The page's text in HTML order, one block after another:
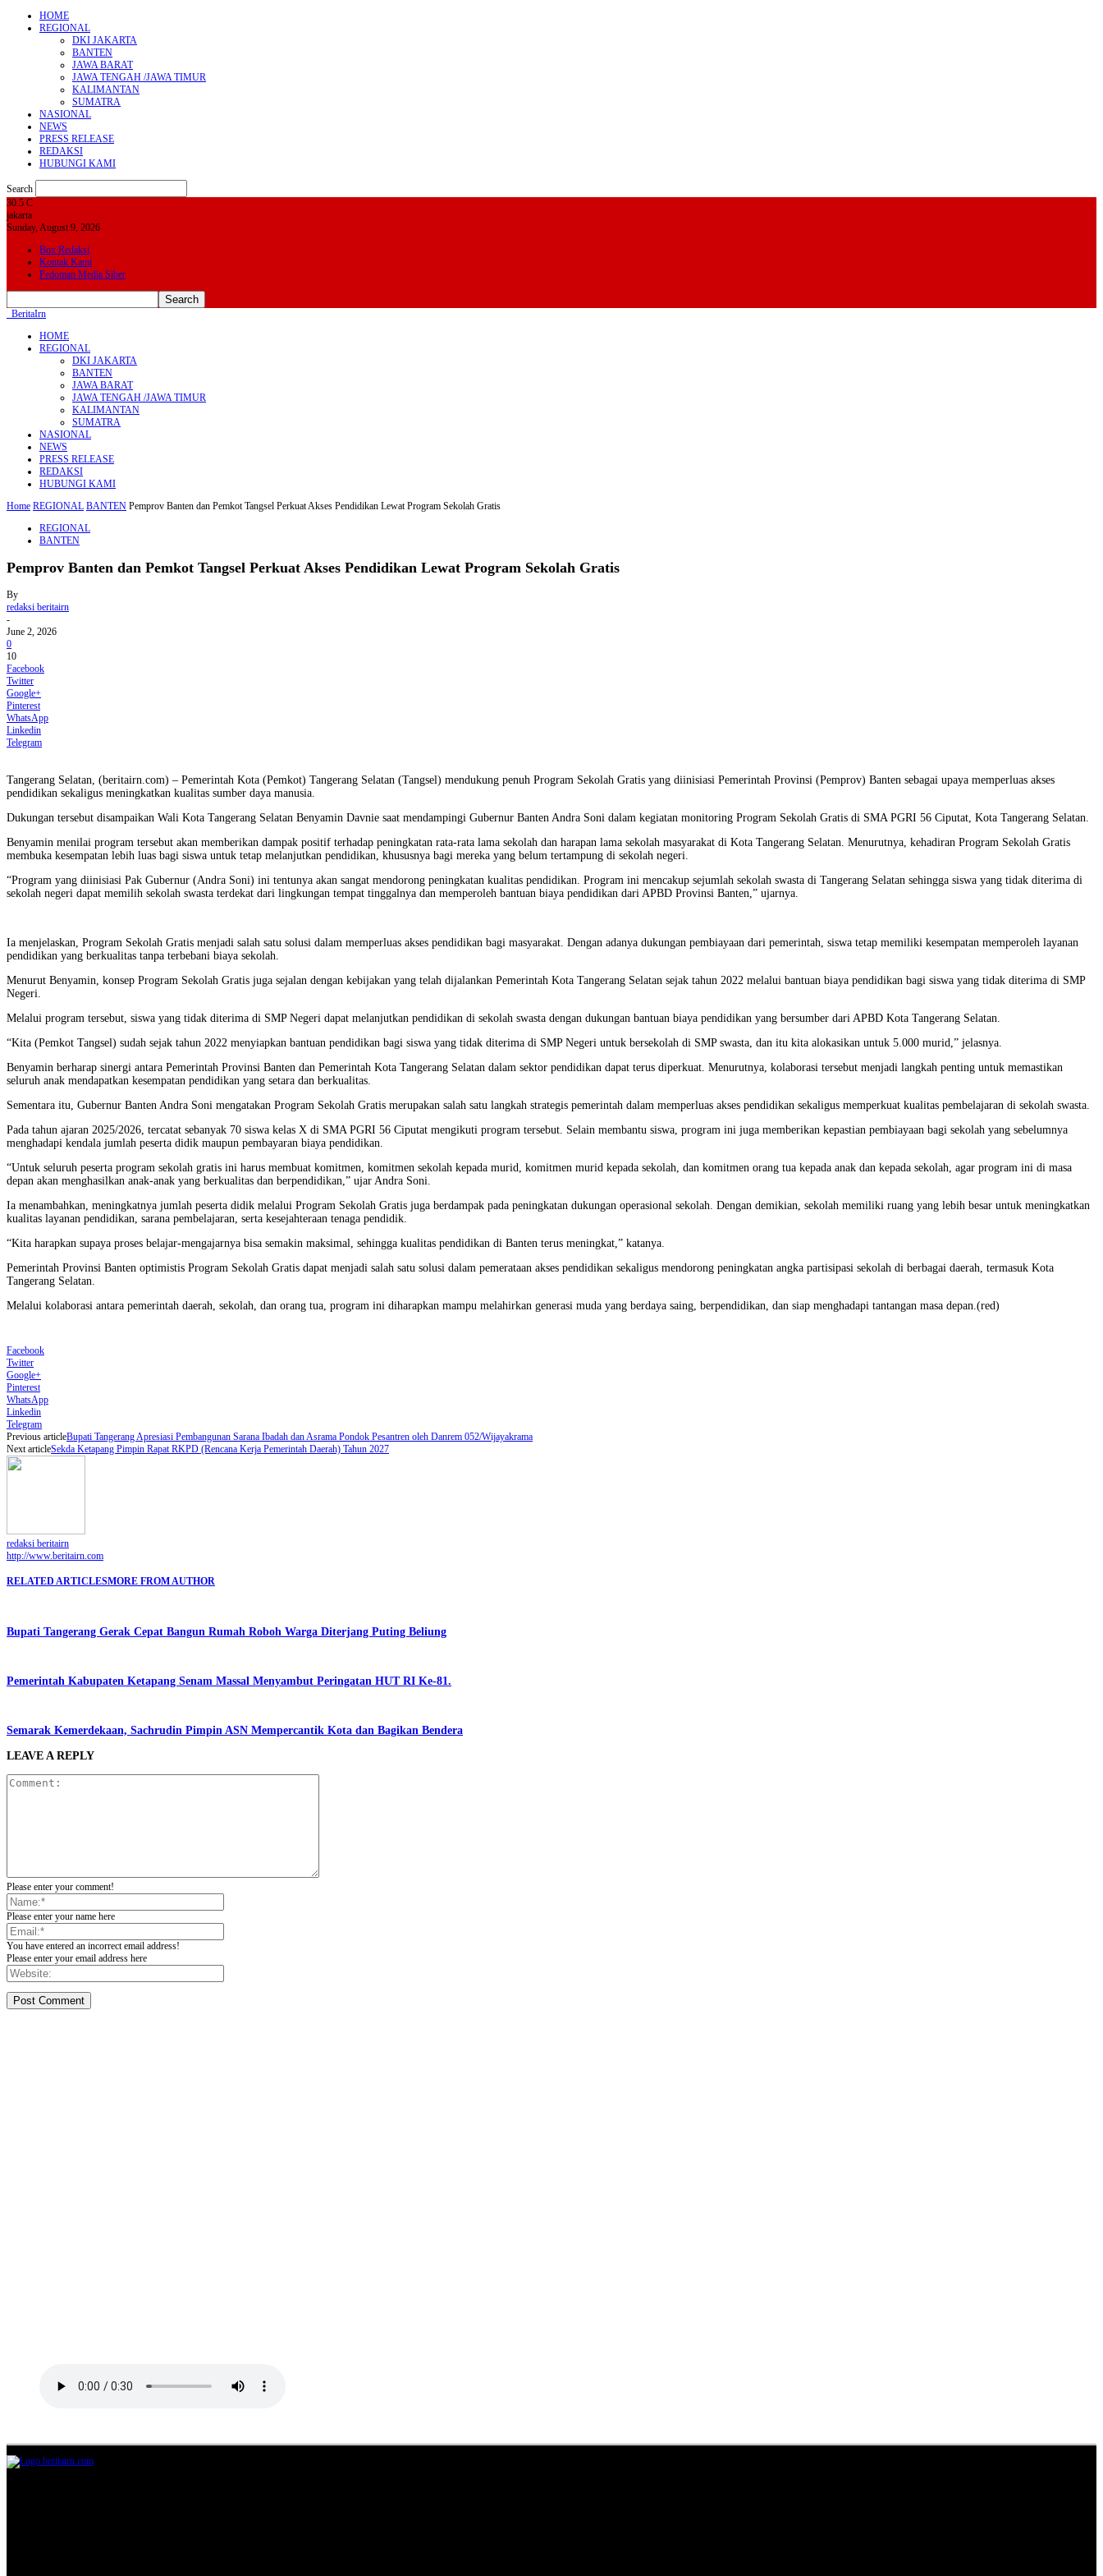
HOME
REGIONAL
DKI JAKARTA
BANTEN
JAWA BARAT
JAWA TENGAH /JAWA TIMUR
KALIMANTAN
SUMATRA
NASIONAL
NEWS
PRESS RELEASE
REDAKSI
HUBUNGI KAMI
Search
30.5 C
jakarta
Sunday, August 9, 2026
Box Redaksi
Kontak Kami
Pedoman Media Siber
BeritaIrn
HOME
REGIONAL
DKI JAKARTA
BANTEN
JAWA BARAT
JAWA TENGAH /JAWA TIMUR
KALIMANTAN
SUMATRA
NASIONAL
NEWS
PRESS RELEASE
REDAKSI
HUBUNGI KAMI
Home REGIONAL BANTEN Pemprov Banten dan Pemkot Tangsel Perkuat Akses Pendidikan Lewat Program Sekolah Gratis
REGIONAL
BANTEN
Pemprov Banten dan Pemkot Tangsel Perkuat Akses Pendidikan Lewat Program Sekolah Gratis
By
redaksi beritairn
-
June 2, 2026
0
10
Facebook
Twitter
Google+
Pinterest
WhatsApp
Linkedin
Telegram
Tangerang Selatan, (beritairn.com) – Pemerintah Kota (Pemkot) Tangerang Selatan (Tangsel) mendukung penuh Program Sekolah Gratis yang diinisiasi Pemerintah Provinsi (Pemprov) Banten sebagai upaya memperluas akses
pendidikan sekaligus meningkatkan kualitas sumber daya manusia.
Dukungan tersebut disampaikan Wali Kota Tangerang Selatan Benyamin Davnie saat mendampingi Gubernur Banten Andra Soni dalam kegiatan monitoring Program Sekolah Gratis di SMA PGRI 56 Ciputat, Kota Tangerang Selatan.
Benyamin menilai program tersebut akan memberikan dampak positif terhadap peningkatan rata-rata lama sekolah dan harapan lama sekolah masyarakat di Kota Tangerang Selatan. Menurutnya, kehadiran Program Sekolah Gratis
membuka kesempatan lebih luas bagi siswa untuk tetap melanjutkan pendidikan, khususnya bagi mereka yang belum tertampung di sekolah negeri.
“Program yang diinisiasi Pak Gubernur (Andra Soni) ini tentunya akan sangat mendorong peningkatan kualitas pendidikan. Program ini mencakup sejumlah sekolah swasta di Tangerang Selatan sehingga siswa yang tidak diterima di
sekolah negeri dapat memilih sekolah swasta terdekat dari lingkungan tempat tinggalnya dan memperoleh bantuan biaya pendidikan dari APBD Provinsi Banten,” ujarnya.
Ia menjelaskan, Program Sekolah Gratis menjadi salah satu solusi dalam memperluas akses pendidikan bagi masyarakat. Dengan adanya dukungan pembiayaan dari pemerintah, siswa tetap memiliki kesempatan memperoleh layanan
pendidikan yang berkualitas tanpa terbebani biaya sekolah.
Menurut Benyamin, konsep Program Sekolah Gratis juga sejalan dengan kebijakan yang telah dijalankan Pemerintah Kota Tangerang Selatan sejak tahun 2022 melalui bantuan biaya pendidikan bagi siswa yang tidak diterima di SMP
Negeri.
Melalui program tersebut, siswa yang tidak diterima di SMP Negeri dapat melanjutkan pendidikan di sekolah swasta dengan dukungan bantuan biaya pendidikan yang bersumber dari APBD Kota Tangerang Selatan.
“Kita (Pemkot Tangsel) sudah sejak tahun 2022 menyiapkan bantuan pendidikan bagi siswa yang tidak diterima di SMP Negeri untuk bersekolah di SMP swasta, dan itu kita alokasikan untuk 5.000 murid,” jelasnya.
Benyamin berharap sinergi antara Pemerintah Provinsi Banten dan Pemerintah Kota Tangerang Selatan dalam sektor pendidikan dapat terus diperkuat. Menurutnya, kolaborasi tersebut menjadi langkah penting untuk memastikan
seluruh anak mendapatkan kesempatan pendidikan yang setara dan berkualitas.
Sementara itu, Gubernur Banten Andra Soni mengatakan Program Sekolah Gratis merupakan salah satu langkah strategis pemerintah dalam memperluas akses pendidikan sekaligus memperkuat kualitas pembelajaran di sekolah swasta.
Pada tahun ajaran 2025/2026, tercatat sebanyak 70 siswa kelas X di SMA PGRI 56 Ciputat mengikuti program tersebut. Selain membantu siswa, program ini juga memberikan kepastian pembiayaan bagi sekolah yang sebelumnya
menghadapi kendala jumlah peserta didik maupun pembayaran biaya pendidikan.
“Untuk seluruh peserta program sekolah gratis ini harus membuat komitmen, komitmen sekolah kepada murid, komitmen murid kepada sekolah, dan komitmen orang tua kepada anak dan kepada sekolah, agar program ini di masa
depan akan menghasilkan anak-anak yang berkualitas dan berpendidikan,” ujar Andra Soni.
Ia menambahkan, meningkatnya jumlah peserta didik melalui Program Sekolah Gratis juga berdampak pada peningkatan dukungan operasional sekolah. Dengan demikian, sekolah memiliki ruang yang lebih besar untuk meningkatkan
kualitas layanan pendidikan, sarana pembelajaran, serta kesejahteraan tenaga pendidik.
“Kita harapkan supaya proses belajar-mengajarnya bisa semakin maksimal, sehingga kualitas pendidikan di Banten terus meningkat,” katanya.
Pemerintah Provinsi Banten optimistis Program Sekolah Gratis dapat menjadi salah satu solusi dalam pemerataan akses pendidikan sekaligus mendorong peningkatan angka partisipasi sekolah di berbagai daerah, termasuk Kota
Tangerang Selatan.
Melalui kolaborasi antara pemerintah daerah, sekolah, dan orang tua, program ini diharapkan mampu melahirkan generasi muda yang berdaya saing, berpendidikan, dan siap menghadapi tantangan masa depan.(red)
Facebook
Twitter
Google+
Pinterest
WhatsApp
Linkedin
Telegram
Previous articleBupati Tangerang Apresiasi Pembangunan Sarana Ibadah dan Asrama Pondok Pesantren oleh Danrem 052/Wijayakrama
Next articleSekda Ketapang Pimpin Rapat RKPD (Rencana Kerja Pemerintah Daerah) Tahun 2027
redaksi beritairn
http://www.beritairn.com
RELATED ARTICLESMORE FROM AUTHOR
Bupati Tangerang Gerak Cepat Bangun Rumah Roboh Warga Diterjang Puting Beliung
Pemerintah Kabupaten Ketapang Senam Massal Menyambut Peringatan HUT RI Ke-81.
Semarak Kemerdekaan, Sachrudin Pimpin ASN Mempercantik Kota dan Bagikan Bendera
LEAVE A REPLY
Please enter your comment!
Please enter your name here
You have entered an incorrect email address!
Please enter your email address here